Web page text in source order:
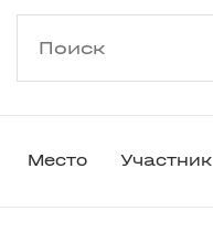
Место Участник